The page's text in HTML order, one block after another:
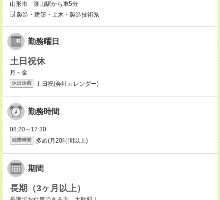
山形市 漆山駅から車5分
製造・建築・土木・製造技術系
勤務曜日
土日祝休
月～金
休日休暇 土日祝(会社カレンダー)
勤務時間
08:20～17:30
残業時間 多め(月20時間以上)
期間
長期（3ヶ月以上）